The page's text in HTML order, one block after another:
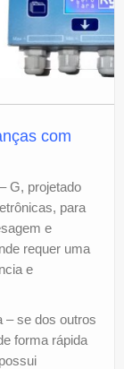
com
G, projetado
para
e
requer uma
e
– se dos outros
forma rápida